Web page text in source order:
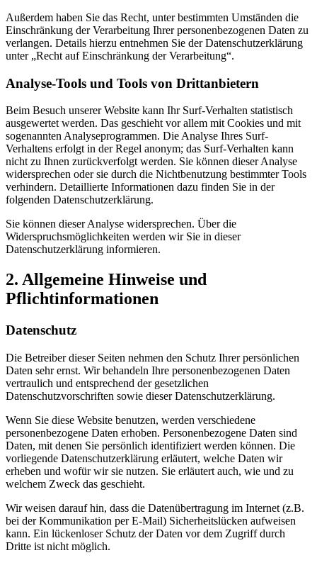
Außerdem haben Sie das Recht, unter bestimmten Umständen die
Einschränkung der Verarbeitung Ihrer personenbezogenen Daten zu
verlangen. Details hierzu entnehmen Sie der Datenschutzerklärung
unter „Recht auf Einschränkung der Verarbeitung“.
Analyse-Tools und Tools von Drittanbietern
Beim Besuch unserer Website kann Ihr Surf-Verhalten statistisch
ausgewertet werden. Das geschieht vor allem mit Cookies und mit
sogenannten Analyseprogrammen. Die Analyse Ihres Surf-
Verhaltens erfolgt in der Regel anonym; das Surf-Verhalten kann
nicht zu Ihnen zurückverfolgt werden. Sie können dieser Analyse
widersprechen oder sie durch die Nichtbenutzung bestimmter Tools
verhindern. Detaillierte Informationen dazu finden Sie in der
folgenden Datenschutzerklärung.
Sie können dieser Analyse widersprechen. Über die
Widerspruchsmöglichkeiten werden wir Sie in dieser
Datenschutzerklärung informieren.
2. Allgemeine Hinweise und
Pflichtinformationen
Datenschutz
Die Betreiber dieser Seiten nehmen den Schutz Ihrer persönlichen
Daten sehr ernst. Wir behandeln Ihre personenbezogenen Daten
vertraulich und entsprechend der gesetzlichen
Datenschutzvorschriften sowie dieser Datenschutzerklärung.
Wenn Sie diese Website benutzen, werden verschiedene
personenbezogene Daten erhoben. Personenbezogene Daten sind
Daten, mit denen Sie persönlich identifiziert werden können. Die
vorliegende Datenschutzerklärung erläutert, welche Daten wir
erheben und wofür wir sie nutzen. Sie erläutert auch, wie und zu
welchem Zweck das geschieht.
Wir weisen darauf hin, dass die Datenübertragung im Internet (z.B.
bei der Kommunikation per E-Mail) Sicherheitslücken aufweisen
kann. Ein lückenloser Schutz der Daten vor dem Zugriff durch
Dritte ist nicht möglich.